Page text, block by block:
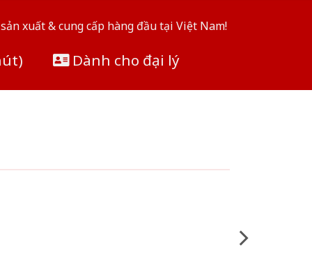
xuất & cung cấp hàng đầu tại Việt Nam!
Dành cho đại lý